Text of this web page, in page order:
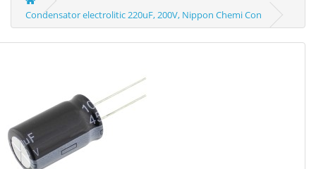
Condensator electrolitic 220uF, 200V, Nippon Chemi Con